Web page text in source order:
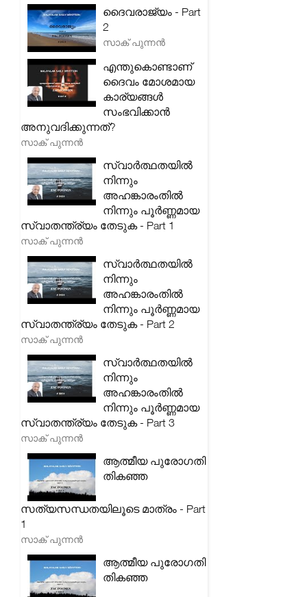
ദൈവരാജ്യം - Part
2
സാക് പുന്നൻ
എന്തുകൊണ്ടാണ്
ദൈവം മോശമായ
കാര്യങ്ങൾ
സംഭവിക്കാൻ
അനുവദിക്കുന്നത്?
സാക് പുന്നൻ
സ്വാർത്ഥതയിൽ
നിന്നും
അഹങ്കാരംതിൽ
നിന്നും പൂർണ്ണമായ
സ്വാതന്ത്ര്യം തേടുക - Part 1
സാക് പുന്നൻ
സ്വാർത്ഥതയിൽ
നിന്നും
അഹങ്കാരംതിൽ
നിന്നും പൂർണ്ണമായ
സ്വാതന്ത്ര്യം തേടുക - Part 2
സാക് പുന്നൻ
സ്വാർത്ഥതയിൽ
നിന്നും
അഹങ്കാരംതിൽ
നിന്നും പൂർണ്ണമായ
സ്വാതന്ത്ര്യം തേടുക - Part 3
സാക് പുന്നൻ
ആത്മീയ പുരോഗതി
തികഞ്ഞ
സത്യസന്ധതയിലൂടെ മാത്രം - Part
1
സാക് പുന്നൻ
ആത്മീയ പുരോഗതി
തികഞ്ഞ